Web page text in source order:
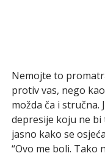
Nemojte to
protiv vas, nego
možda ča i stručna.
depresije koju ne
jasno kako se
“Ovo me boli. Tako